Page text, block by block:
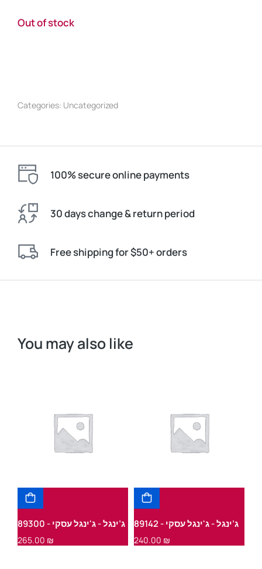
Out of stock
Categories: Uncategorized
100% secure online payments
30 days change & return period
Free shipping for $50+ orders
You may also like
ג’ינגל - ג'ינגל עסקי - 89300
265.00 ₪
ג’ינגל - ג'ינגל עסקי - 89142
240.00 ₪